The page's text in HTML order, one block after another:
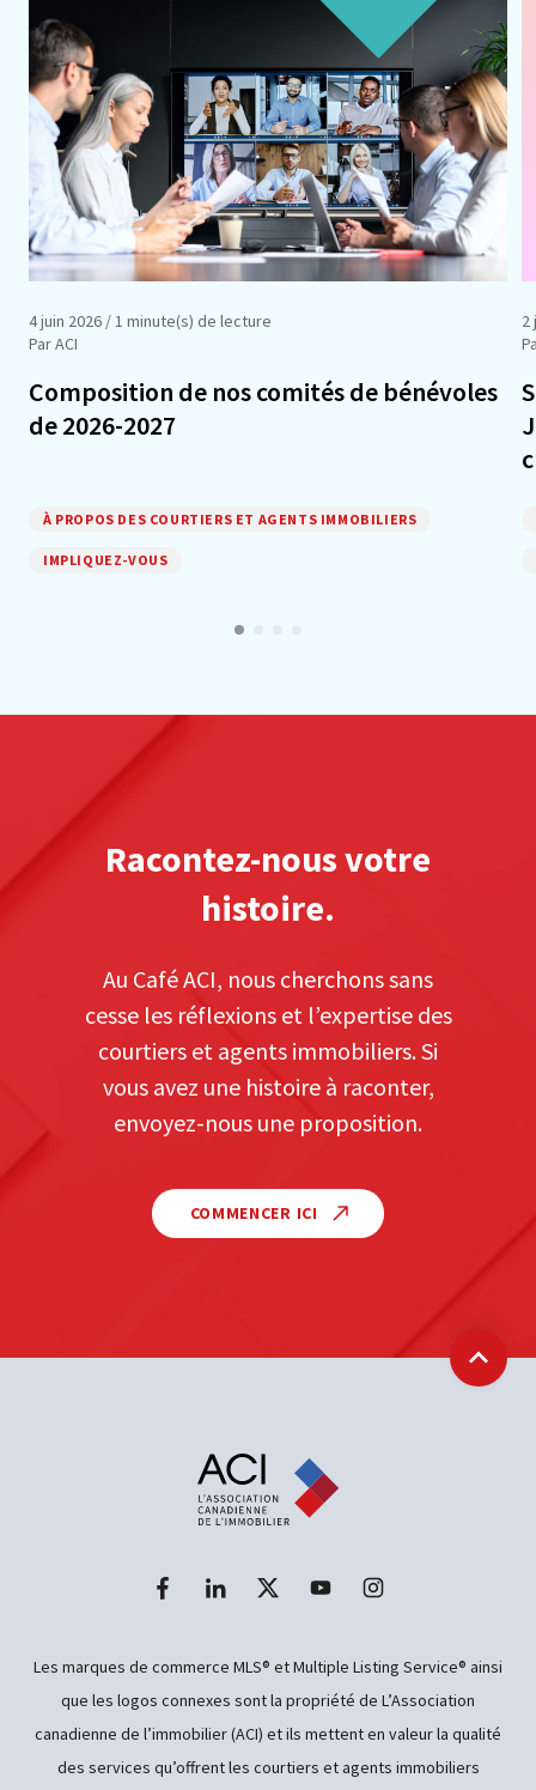
4 juin 2026 / 1 minute(s) de lecture
Par ACI
Composition de nos comités de bénévoles
de 2026-2027
À PROPOS DES COURTIERS ET AGENTS IMMOBILIERS
IMPLIQUEZ-VOUS
2
Racontez-nous votre
histoire.
Au Café ACI, nous cherchons sans
cesse les réflexions et l’expertise des
courtiers et agents immobiliers. Si
vous avez une histoire à raconter,
envoyez-nous une proposition.
COMMENCER ICI
Les marques de commerce MLS® et Multiple Listing Service® ainsi
que les logos connexes sont la propriété de L’Association
canadienne de l’immobilier (ACI) et ils mettent en valeur la qualité
des services qu’offrent les courtiers et agents immobiliers